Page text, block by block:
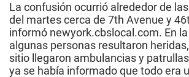
La confusión ocurrió alrededor de
del martes cerca de 7th Avenue y
informó newyork.cbslocal.com. En
algunas personas resultaron
sitio llegaron ambulancias y
ya se había informado que todo era